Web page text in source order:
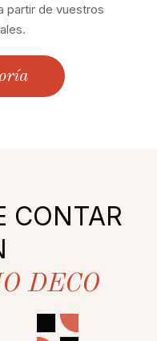
partir de vuestros
CONTAR
DECO